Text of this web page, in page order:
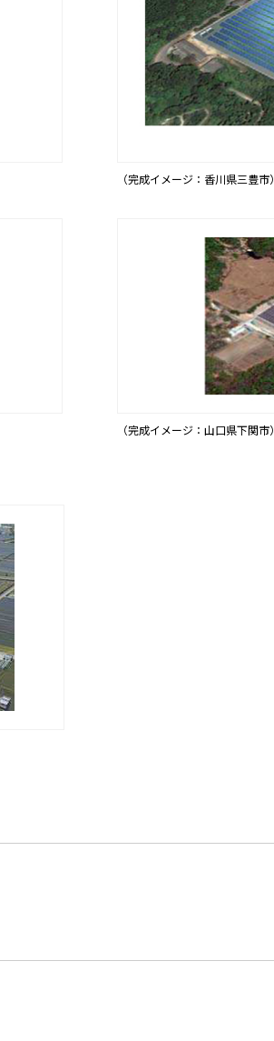
（完成イメージ：香川県三豊市）
（完成イメージ：山口県下関市）